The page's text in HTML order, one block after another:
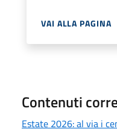
VAI ALLA PAGINA
Contenuti
Estate 2026: al via i